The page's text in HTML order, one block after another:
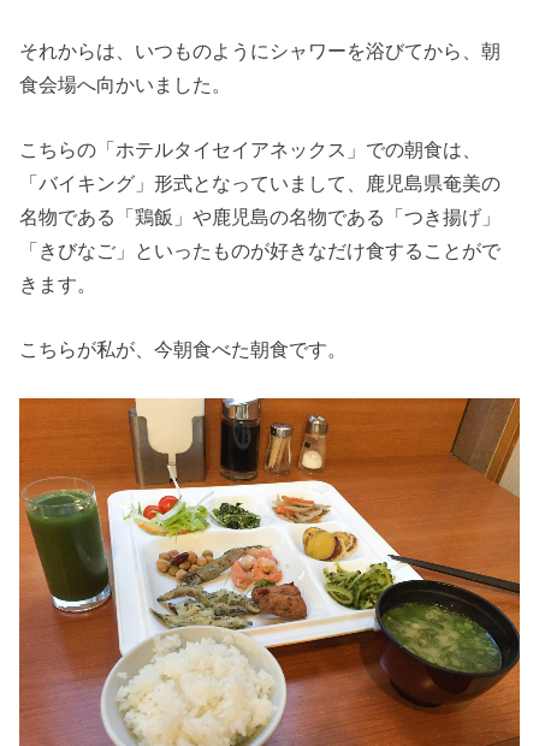
それからは、いつものようにシャワーを浴びてから、朝
食会場へ向かいました。
こちらの「ホテルタイセイアネックス」での朝食は、
「バイキング」形式となっていまして、鹿児島県奄美の
名物である「鶏飯」や鹿児島の名物である「つき揚げ」
「きびなご」といったものが好きなだけ食することがで
きます。
こちらが私が、今朝食べた朝食です。